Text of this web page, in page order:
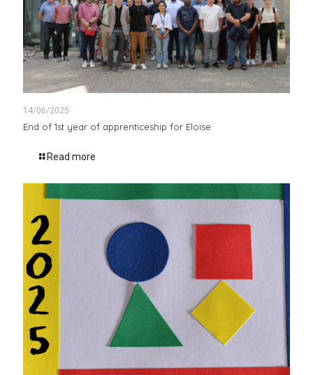
14/06/2025
End of 1st year of apprenticeship for Eloïse
Read more